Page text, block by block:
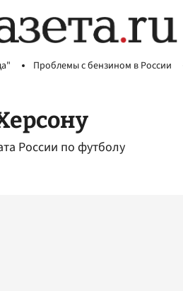
Проблемы с бензином в России
России по футболу